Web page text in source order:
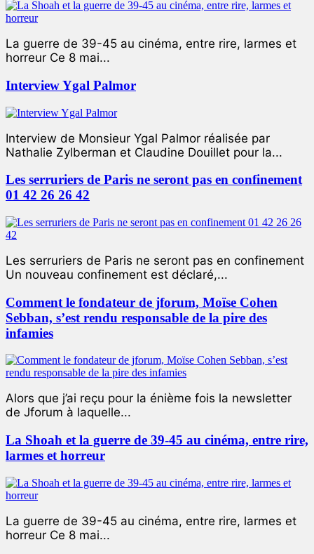
La guerre de 39-45 au cinéma, entre rire, larmes et
horreur Ce 8 mai...
Interview Ygal Palmor
Interview de Monsieur Ygal Palmor réalisée par
Nathalie Zylberman et Claudine Douillet pour la...
Les serruriers de Paris ne seront pas en confinement
01 42 26 26 42
Les serruriers de Paris ne seront pas en confinement
Un nouveau confinement est déclaré,...
Comment le fondateur de jforum, Moïse Cohen
Sebban, s’est rendu responsable de la pire des
infamies
Alors que j’ai reçu pour la énième fois la newsletter
de Jforum à laquelle...
La Shoah et la guerre de 39-45 au cinéma, entre rire,
larmes et horreur
La guerre de 39-45 au cinéma, entre rire, larmes et
horreur Ce 8 mai...